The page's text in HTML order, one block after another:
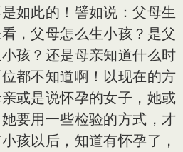
如此的！譬如说：父母生
，父母怎么生小孩？是父
孩？还是母亲知道什么时
都不知道啊！以现在的方
或是说怀孕的女子，她或
要用一些检验的方式，才
孩以后，知道有怀孕了，